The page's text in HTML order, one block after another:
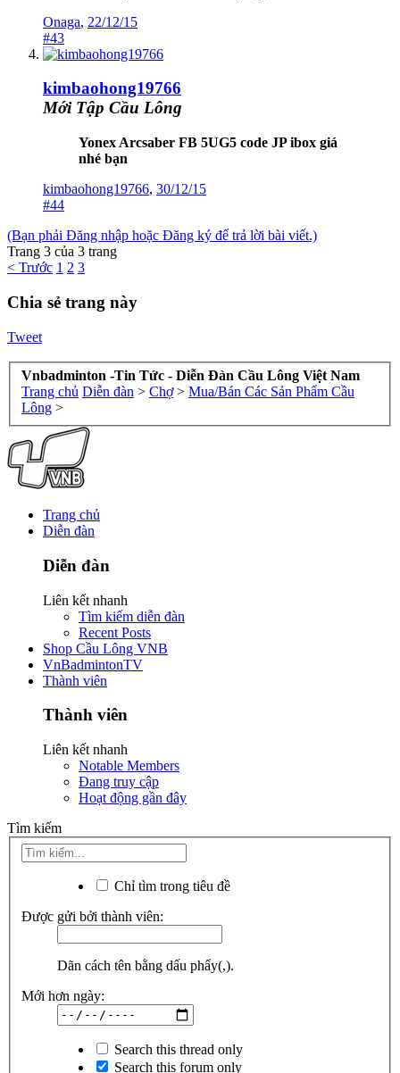
Onaga, 22/12/15
#43
kimbaohong19766
Mới Tập Cầu Lông
Yonex Arcsaber FB 5UG5 code JP ibox giá
nhé bạn
kimbaohong19766, 30/12/15
#44
(Bạn phải Đăng nhập hoặc Đăng ký để trả lời bài viết.)
Trang 3 của 3 trang
< Trước 1 2 3
Chia sẻ trang này
Tweet
Vnbadminton -Tin Tức - Diễn Đàn Cầu Lông Việt Nam
Trang chủ Diễn đàn > Chợ > Mua/Bán Các Sản Phẩm Cầu
Lông >
Trang chủ
Diễn đàn
Diễn đàn
Liên kết nhanh
Tìm kiếm diễn đàn
Recent Posts
Shop Cầu Lông VNB
VnBadmintonTV
Thành viên
Thành viên
Liên kết nhanh
Notable Members
Đang truy cập
Hoạt động gần đây
Tìm kiếm
Chỉ tìm trong tiêu đề
Được gửi bởi thành viên:
Dãn cách tên bằng dấu phẩy(,).
Mới hơn ngày:
Search this thread only
Search this forum only